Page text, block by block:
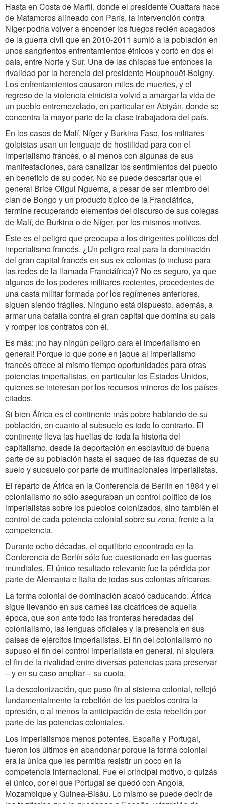
Hasta en Costa de Marfil, donde el presidente Ouattara hace
de Matamoros alineado con París, la intervención contra
Níger podría volver a encender los fuegos recién apagados
de la guerra civil que en 2010-2011 sumió a la población en
unos sangrientos enfrentamientos étnicos y cortó en dos el
país, entre Norte y Sur. Una de las chispas fue entonces la
rivalidad por la herencia del presidente Houphouët-Boigny.
Los enfrentamientos causaron miles de muertes, y el
regreso de la violencia etnicista volvió a amargar la vida de
un pueblo entremezclado, en particular en Abiyán, donde se
concentra la mayor parte de la clase trabajadora del país.
En los casos de Malí, Níger y Burkina Faso, los militares
golpistas usan un lenguaje de hostilidad para con el
imperialismo francés, o al menos con algunas de sus
manifestaciones, para canalizar los sentimientos del pueblo
en beneficio de su poder. No se puede descartar que el
general Brice Oligui Nguema, a pesar de ser miembro del
clan de Bongo y un producto típico de la Franciáfrica,
termine recuperando elementos del discurso de sus colegas
de Malí, de Burkina o de Níger, por los mismos motivos.
Este es el peligro que preocupa a los dirigentes políticos del
imperialismo francés. ¿Un peligro real para la dominación
del gran capital francés en sus ex colonias (o incluso para
las redes de la llamada Franciáfrica)? No es seguro, ya que
algunos de los poderes militares recientes, procedentes de
una casta militar formada por los regímenes anteriores,
siguen siendo frágiles. Ninguno está dispuesto, además, a
armar una batalla contra el gran capital que domina su país
y romper los contratos con él.
Es más: ¡no hay ningún peligro para el imperialismo en
general! Porque lo que pone en jaque al imperialismo
francés ofrece al mismo tiempo oportunidades para otras
potencias imperialistas, en particular los Estados Unidos,
quienes se interesan por los recursos mineros de los países
citados.
Si bien África es el continente más pobre hablando de su
población, en cuanto al subsuelo es todo lo contrario. El
continente lleva las huellas de toda la historia del
capitalismo, desde la deportación en esclavitud de buena
parte de su población hasta el saqueo de las riquezas de su
suelo y subsuelo por parte de multinacionales imperialistas.
El reparto de África en la Conferencia de Berlín en 1884 y el
colonialismo no sólo aseguraban un control político de los
imperialistas sobre los pueblos colonizados, sino también el
control de cada potencia colonial sobre su zona, frente a la
competencia.
Durante ocho décadas, el equilibrio encontrado en la
Conferencia de Berlín sólo fue cuestionado en las guerras
mundiales. El único resultado relevante fue la pérdida por
parte de Alemania e Italia de todas sus colonias africanas.
La forma colonial de dominación acabó caducando. África
sigue llevando en sus carnes las cicatrices de aquella
época, que son ante todo las fronteras heredadas del
colonialismo, las lenguas oficiales y la presencia en sus
países de ejércitos imperialistas. El fin del colonialismo no
supuso el fin del control imperialista en general, ni siquiera
el fin de la rivalidad entre diversas potencias para preservar
– y en su caso ampliar – su cuota.
La descolonización, que puso fin al sistema colonial, reflejó
fundamentalmente la rebelión de los pueblos contra la
opresión, o al menos la anticipación de esta rebelión por
parte de las potencias coloniales.
Los imperialismos menos potentes, España y Portugal,
fueron los últimos en abandonar porque la forma colonial
era la única que les permitía resistir un poco en la
competencia internacional. Fue el principal motivo, o quizás
el único, por el que Portugal se quedó con Angola,
Mozambique y Guinea-Bisáu. Lo mismo se puede decir de